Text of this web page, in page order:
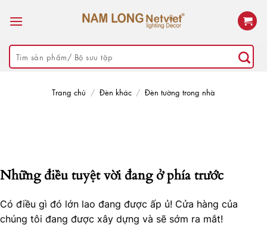
Tìm
kiếm:
Trang chủ / Đèn khác / Đèn tường trong nhà
Những điều tuyệt vời đang ở phía trước
Có điều gì đó lớn lao đang được ấp ủ! Cửa hàng của
chúng tôi đang được xây dựng và sẽ sớm ra mắt!